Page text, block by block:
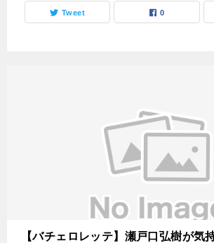
Tweet 0
【バチェロレッテ】瀬戸口弘樹が気